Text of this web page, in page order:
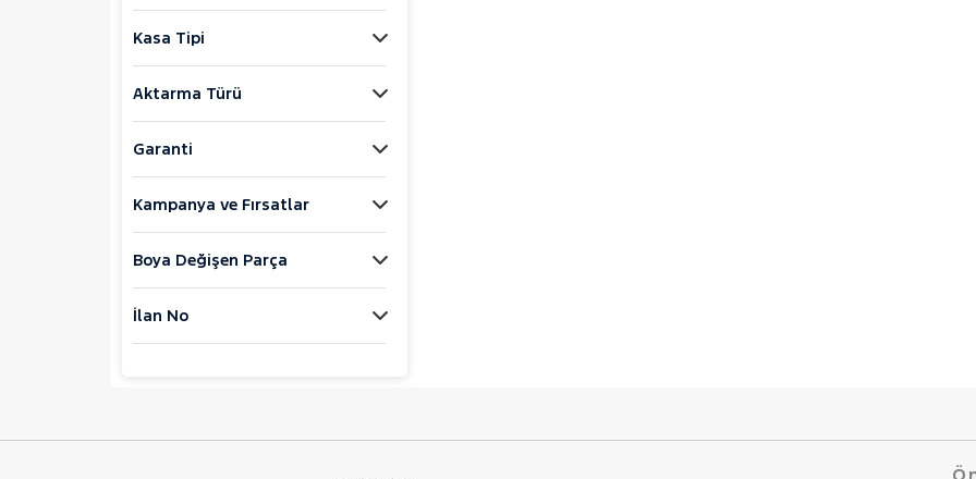
PLUS GRI/BLACK
1.6 MULTIJET PREMIO
1.6 MULTIJET PREMIO PLUS
1.6 MULTIJET SAFELINE
1.6 MULTIJET TREKKING
CARGO 1.2
CARGO 1.3 M.JET
CARGO MAXI 1.3 MULTIJET
Kasa Tipi
Aktarma Türü
Garanti
Kampanya ve Fırsatlar
Boya Değişen Parça
İlan No